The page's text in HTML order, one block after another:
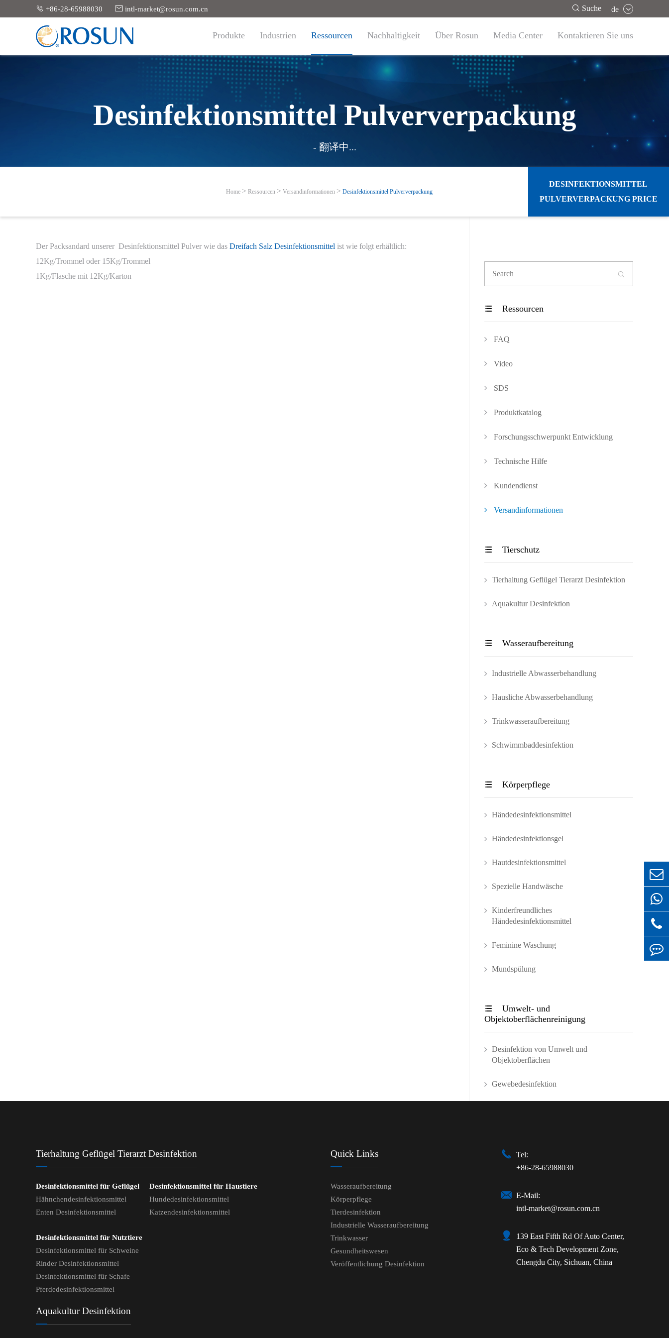
 +86-28-65988030  intl-market@rosun.com.cn  Suche de
Produkte Industrien Ressourcen Nachhaltigkeit Über Rosun Media Center Kontaktieren Sie uns
Desinfektionsmittel Pulververpackung
- 翻译中...
Home Ressourcen Versandinformationen Desinfektionsmittel Pulververpackung
DESINFEKTIONSMITTEL
PULVERVERPACKUNG PRICE
Der Packsandard unserer Desinfektionsmittel Pulver wie das Dreifach Salz Desinfektionsmittel ist wie folgt erhältlich:
12Kg/Trommel oder 15Kg/Trommel
1Kg/Flasche mit 12Kg/Karton

 Ressourcen
FAQ
Video
SDS
Produktkatalog
Forschungsschwerpunkt Entwicklung
Technische Hilfe
Kundendienst
Versandinformationen
 Tierschutz
Tierhaltung Geflügel Tierarzt Desinfektion
Aquakultur Desinfektion
 Wasseraufbereitung
Industrielle Abwasserbehandlung
Hausliche Abwasserbehandlung
Trinkwasseraufbereitung
Schwimmbaddesinfektion
 Körperpflege
Händedesinfektionsmittel
Händedesinfektionsgel
Hautdesinfektionsmittel
Spezielle Handwäsche
Kinderfreundliches
Händedesinfektionsmittel
Feminine Waschung
Mundspülung

Umwelt- und
Objektoberflächenreinigung
Desinfektion von Umwelt und
Objektoberflächen
Gewebedesinfektion
Tierhaltung Geflügel Tierarzt Desinfektion
Desinfektionsmittel für Geflügel
Hähnchendesinfektionsmittel
Enten Desinfektionsmittel
Desinfektionsmittel für Haustiere
Hundedesinfektionsmittel
Katzendesinfektionsmittel
Desinfektionsmittel für Nutztiere
Desinfektionsmittel für Schweine
Rinder Desinfektionsmittel
Desinfektionsmittel für Schafe
Pferdedesinfektionsmittel
Aquakultur Desinfektion
Quick Links
Wasseraufbereitung
Körperpflege
Tierdesinfektion
Industrielle Wasseraufbereitung
Trinkwasser
Gesundheitswesen
Veröffentlichung Desinfektion

Tel:
+86-28-65988030
 E-Mail:
intl-market@rosun.com.cn

139 East Fifth Rd Of Auto Center,
Eco & Tech Development Zone,
Chengdu City, Sichuan, China